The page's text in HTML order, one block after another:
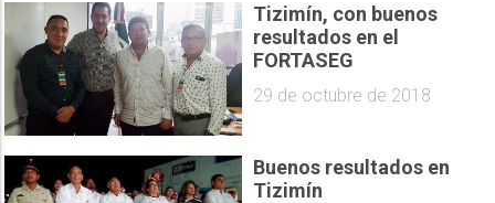
Tizimín, con buenos
resultados en el
FORTASEG
29 de octubre de 2018
Buenos resultados en
Tizimín